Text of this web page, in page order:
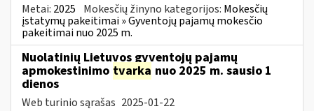
Metai: 2025 Mokesčių žinyno kategorijos: Mokesčių
įstatymų pakeitimai » Gyventojų pajamų mokesčio
pakeitimai nuo 2025 m.
Nuolatinių Lietuvos gyventojų pajamų
apmokestinimo tvarka nuo 2025 m. sausio 1
dienos
Web turinio sąrašas 2025-01-22